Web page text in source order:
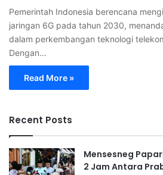
Pemerintah Indonesia berencana
jaringan 6G pada tahun 2030,
dalam perkembangan teknologi
Dengan…
Read More »
Recent Posts
Mensesneg
2 Jam Antara